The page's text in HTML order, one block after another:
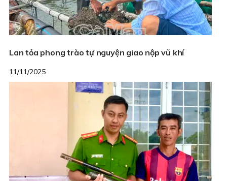
Lan tỏa phong trào tự nguyện giao nộp vũ khí
11/11/2025